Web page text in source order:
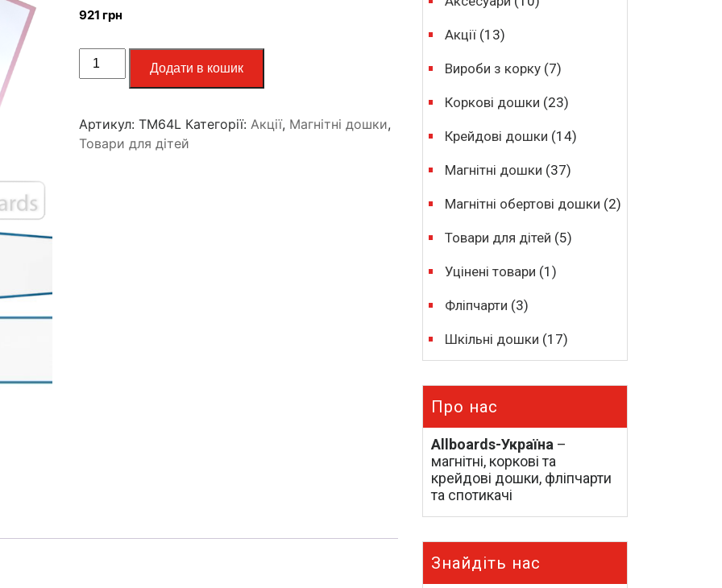
921 грн
Додати в кошик
Артикул: TM64L Категорії: Акції, Магнітні дошки,
Товари для дітей
Акції (13)
Вироби з корку (7)
Коркові дошки (23)
Крейдові дошки (14)
Магнітні дошки (37)
Магнітні обертові дошки (2)
Товари для дітей (5)
Уцінені товари (1)
Фліпчарти (3)
Шкільні дошки (17)
Про нас
Allboards-Україна –
магнітні, коркові та
крейдові дошки, фліпчарти
та спотикачі
Знайдіть нас